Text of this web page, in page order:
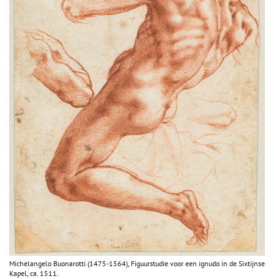
Michelangelo Buonarotti (1475-1564), Figuurstudie voor een ignudo in de Sixtijnse
Kapel, ca. 1511.